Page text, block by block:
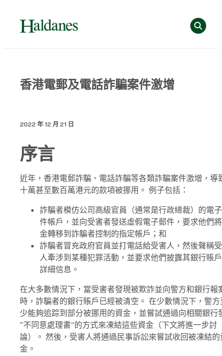
Home
»
洞
»
香
港
電
件
激
增
香港電郵及電話詐騙案件激增
2022 年 12 月 21 日
序言
近年，香港電郵詐騙、電話詐騙等各類詐騙案件激增，導
十萬甚至數百萬港元的款項被挪用。 例子包括：
詐騙者模仿公司高級官員（通常是行政總裁）的電
件帳戶，並向受害者發送虛假電子郵件，要求他們
金轉移到詐騙者控制的指定帳戶；和
詐騙者冒充政府官員並打電話給受害人，然後聲稱
人牽涉到某種犯罪活動，並要求他們披露其銀行賬
詳細信息。
在大多數情況下，當受害者發現被欺詐並向警方和銀行報
時，詐騙者的銀行賬戶已經被清空。 在少數情況下，警方
少能夠追踪到部分被挪用的資金，並嘗試通過向相關銀行
“不同意處理書”的方式來凍結這些資金（下文將進一步討
論）。 然後，受害人將通過民事訴訟來嘗試收回被凍結的
金。